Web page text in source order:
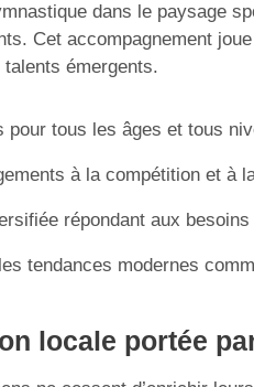
dans le paysage
Cet accompagnement
émergents.
pour tous les âges et tous
à la compétition et à
répondant aux
tendances modernes
locale portée